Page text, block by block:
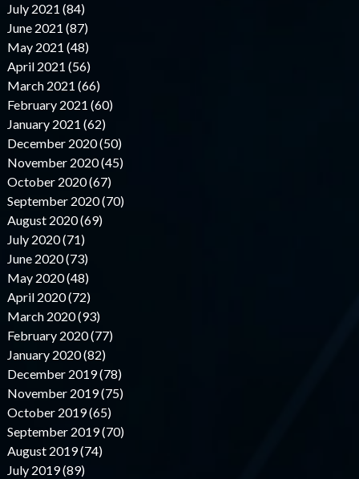
July 2021 (84)
June 2021 (87)
May 2021 (48)
April 2021 (56)
March 2021 (66)
February 2021 (60)
January 2021 (62)
December 2020 (50)
November 2020 (45)
October 2020 (67)
September 2020 (70)
August 2020 (69)
July 2020 (71)
June 2020 (73)
May 2020 (48)
April 2020 (72)
March 2020 (93)
February 2020 (77)
January 2020 (82)
December 2019 (78)
November 2019 (75)
October 2019 (65)
September 2019 (70)
August 2019 (74)
July 2019 (89)